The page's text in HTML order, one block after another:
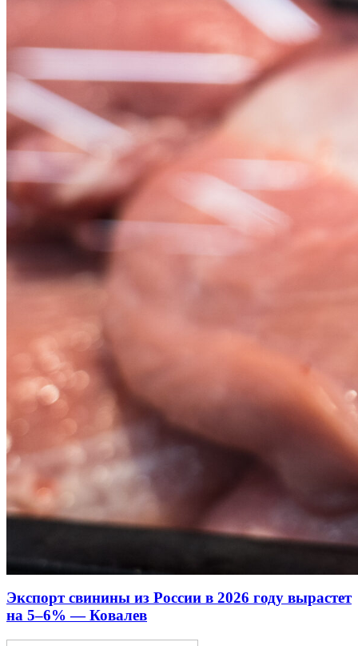
Экспорт свинины из России в 2026 году вырастет
на 5–6% — Ковалев